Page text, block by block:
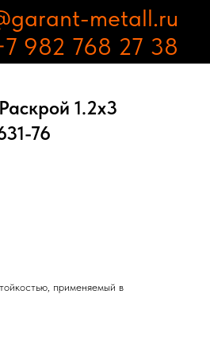
metall.ru
982 768 27 38
1.2х3
76
применяемый в